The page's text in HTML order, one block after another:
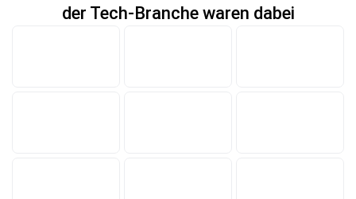
der Tech-Branche waren dabei